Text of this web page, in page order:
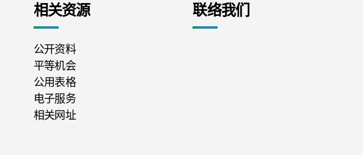
相关资源
公开资料
平等机会
公用表格
电子服务
相关网址
联络我们